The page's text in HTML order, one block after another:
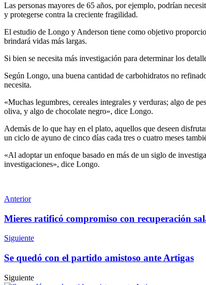
Las personas mayores de 65 años, por ejemplo, podrían
y protegerse contra la creciente fragilidad.
El estudio de Longo y Anderson tiene como objetivo
brindará vidas más largas.
Si bien se necesita más investigación para determinar los
Según Longo, una buena cantidad de carbohidratos no
necesita.
«Muchas legumbres, cereales integrales y verduras; algo de
oliva, y algo de chocolate negro», dice Longo.
Además de lo que hay en el plato, aquellos que deseen
un ciclo de ayuno de cinco días cada tres o cuatro meses
«Al adoptar un enfoque basado en más de un siglo de
investigaciones», dice Longo.
Anterior
Mieres ratificó compromiso con recuperación
Siguiente
Se quedó con el partido amistoso ante Artigas
Siguiente